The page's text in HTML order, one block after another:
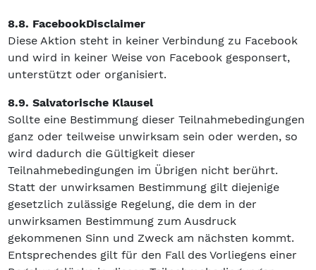
8.8. FacebookDisclaimer
Diese Aktion steht in keiner Verbindung zu Facebook
und wird in keiner Weise von Facebook gesponsert,
unterstützt oder organisiert.
8.9. Salvatorische Klausel
Sollte eine Bestimmung dieser Teilnahmebedingungen
ganz oder teilweise unwirksam sein oder werden, so
wird dadurch die Gültigkeit dieser
Teilnahmebedingungen im Übrigen nicht berührt.
Statt der unwirksamen Bestimmung gilt diejenige
gesetzlich zulässige Regelung, die dem in der
unwirksamen Bestimmung zum Ausdruck
gekommenen Sinn und Zweck am nächsten kommt.
Entsprechendes gilt für den Fall des Vorliegens einer